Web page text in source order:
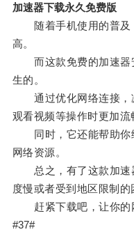
加速器下载永久免费版
随着手机使用的普及
高。
而这款免费的加速器
生的。
通过优化网络连接，
观看视频等操作时更加流
同时，它还能帮助你
网络资源。
总之，有了这款加速
度慢或者受到地区限制的
赶紧下载吧，让你的
#37#